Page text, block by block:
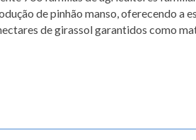
de pinhão manso, oferecendo a
de girassol garantidos como